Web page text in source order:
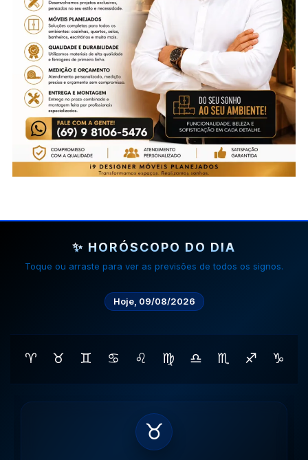
✨ HORÓSCOPO DO DIA
Toque ou arraste para ver as previsões de todos os signos.
Hoje, 09/08/2026
♈ ♉ ♊ ♋ ♌ ♍ ♎ ♏ ♐ ♑
♊